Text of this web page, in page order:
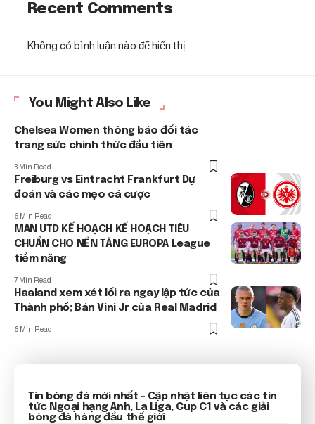
Recent Comments
Không có bình luận nào để hiển thị.
You Might Also Like
Chelsea Women thông báo đối tác
trang sức chính thức đầu tiên
3 Min Read
Freiburg vs Eintracht Frankfurt Dự
đoán và các mẹo cá cược
6 Min Read
MAN UTD KẾ HOẠCH KẾ HOẠCH TIÊU
CHUẨN CHO NỀN TẢNG EUROPA League
tiềm năng
7 Min Read
Haaland xem xét lối ra ngay lập tức của
Thành phố; Bán Vini Jr của Real Madrid
6 Min Read
Tin bóng đá mới nhất - Cập nhật liên tục các tin
tức Ngoại hạng Anh, La Liga, Cup C1 và các giải
bóng đá hàng đầu thế giới